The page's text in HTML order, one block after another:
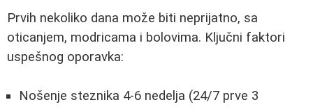
Prvih nekoliko dana može biti neprijatno, sa
oticanjem, modricama i bolovima. Ključni faktori
uspešnog oporavka:
Nošenje steznika 4-6 nedelja (24/7 prve 3